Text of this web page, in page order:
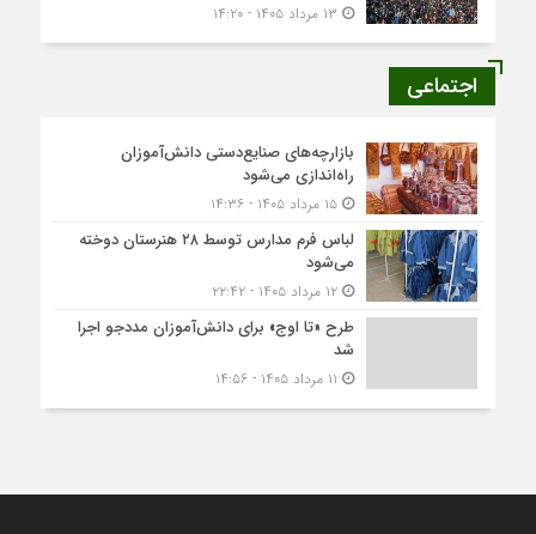
اجتماعی
بازارچه‌های صنایع‌دستی دانش‌آموزان
راه‌اندازی می‌شود
۱۵ مرداد ۱۴۰۵ - ۱۴:۳۶
لباس فرم مدارس توسط ۲۸ هنرستان‌ دوخته
می‌شود
۱۲ مرداد ۱۴۰۵ - ۲۲:۴۲
طرح «تا اوج» برای دانش‌آموزان مددجو اجرا
شد